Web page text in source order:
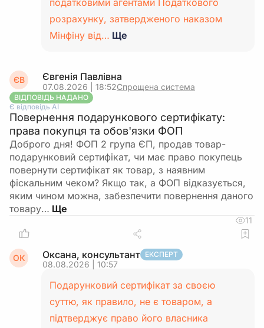
податковими агентами Податкового
розрахунку, затвердженого наказом
Мінфіну від… Ще
ЄВ Євгенія Павлівна
07.08.2026 | 18:52Спрощена система
ВІДПОВІДЬ НАДАНО
Є відповідь АІ
Повернення подарункового сертифікату:
права покупця та обов'язки ФОП
Доброго дня! ФОП 2 група ЄП, продав товар-
подарунковий сертифікат, чи має право покупець
повернути сертифікат як товар, з наявним
фіскальним чеком? Якщо так, а ФОП відказується,
яким чином можна, забезпечити повернення даного
товару…
11
ОК Оксана, консультант ЕКСПЕРТ
08.08.2026 | 10:57
Подарунковий сертифікат за своєю
суттю, як правило, не є товаром, а
підтверджує право його власника